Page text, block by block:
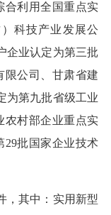
利用全国重点实
科技产业发展公
企业认定为第三批
限公司、甘肃省建
为第九批省级工业
农村部企业重点实
29批国家企业技术
其中：实用新型